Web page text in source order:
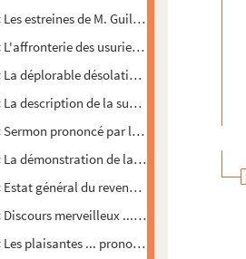
Les estreines de M. Guillaume ... 1612 »
L'affronterie des usuriers ... A Paris, chez
La déplorable désolation ... arrivée au
La description de la superbe ... entrée
Sermon prononcé par le R. P. Zorobabel
La démonstration de la 4
partie de Rien
Estat général du revenu du royaume ...
Discours merveilleux ... d'une isle qui
Les plaisantes ... pronostications ... pour